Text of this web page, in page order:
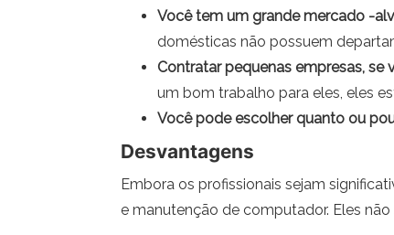
Você tem um grande mercado -
domésticas não possuem
Contratar pequenas empresas,
um bom trabalho para eles, eles
Você pode escolher quanto ou
Desvantagens
Embora os profissionais sejam
e manutenção de computador. Eles